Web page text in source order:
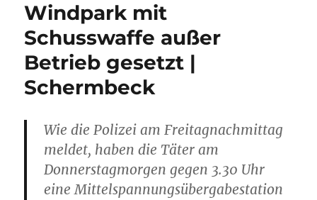
Windpark mit
Schusswaffe außer
Betrieb gesetzt |
Schermbeck
Wie die Polizei am Freitagnachmittag
meldet, haben die Täter am
Donnerstagmorgen gegen 3.30 Uhr
eine Mittelspannungsübergabestation